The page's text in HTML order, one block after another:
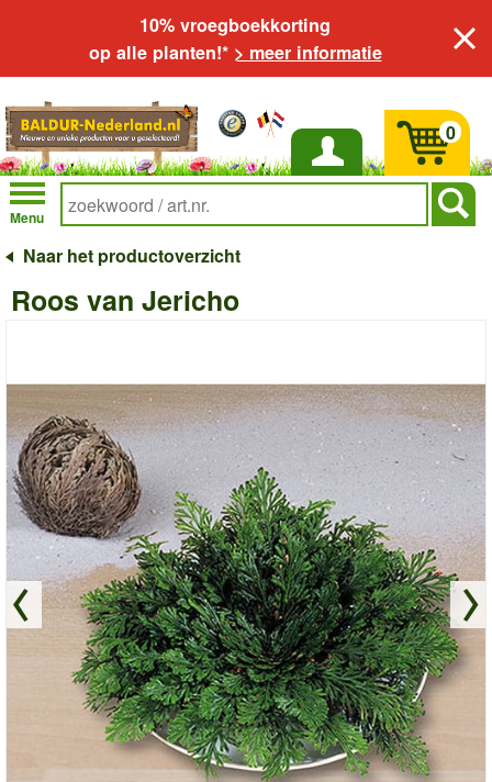
10% vroegboekkorting
op alle planten!* > meer informatie
Inloggen
Menu
0
Naar het productoverzicht
Roos van Jericho